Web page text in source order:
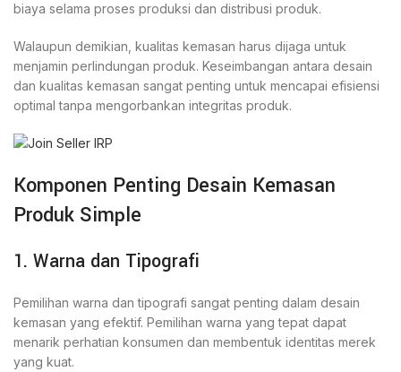
biaya selama proses produksi dan distribusi produk.
Walaupun demikian, kualitas kemasan harus dijaga untuk
menjamin perlindungan produk. Keseimbangan antara desain
dan kualitas kemasan sangat penting untuk mencapai efisiensi
optimal tanpa mengorbankan integritas produk.
Komponen Penting Desain Kemasan
Produk Simple
1. Warna dan Tipografi
Pemilihan warna dan tipografi sangat penting dalam desain
kemasan yang efektif. Pemilihan warna yang tepat dapat
menarik perhatian konsumen dan membentuk identitas merek
yang kuat.